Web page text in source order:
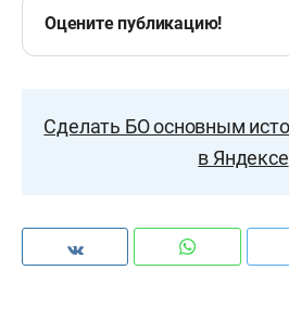
Оцените публикацию!
Сделать БО основным
в Яндексе